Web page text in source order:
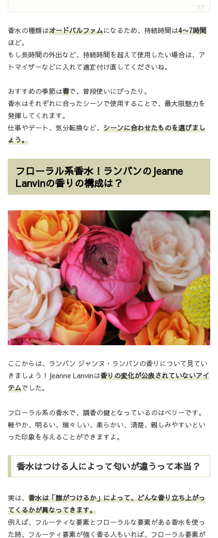
香水の種類はオードパルファムになるため、持続時間は4〜7時間
ほど。
もし長時間の外出など、持続時間を超えて使用したい場合は、ア
トマイザーなどに入れて適宜付け直してくださいね。
おすすめの季節は春で、普段使いにぴったり。
香水はそれぞれに合ったシーンで使用することで、最大限魅力を
発揮してくれます。
仕事やデート、気分転換など、 シーンに合わせたものを選びまし
ょう。
フローラル系香水！ランバンのJeanne
Lanvinの香りの構成は？
ここからは、ランバン ジャンヌ・ランバンの香りについて見てい
きましょう！Jeanne Lanvinは香りの変化が公表されていないアイ
テムでした。
フローラル系の香水で、調香の鍵となっているのはベリーです。
軽やか、明るい、瑞々しい、柔らかい、清楚、親しみやすいとい
った印象を与えることができますよ。
香水はつける人によって匂いが違うって本当？
実は、 香水は「誰がつけるか」によって、どんな香り立ち上がっ
てくるかが異なってきます。
例えば、フルーティな要素とフローラルな要素がある香水を使っ
た時、フルーティ要素が強く香る人もいれば、フローラル要素が